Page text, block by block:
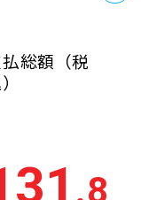
総額 （税
.8